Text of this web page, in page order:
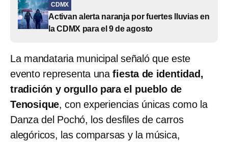
CDMX
Activan alerta naranja por fuertes lluvias en
la CDMX para el 9 de agosto
La mandataria municipal señaló que este
evento representa unafiesta de identidad,
tradición y orgullo para el pueblo de
Tenosique, con experiencias únicas como la
Danza del Pochó, los desfiles de carros
alegóricos, las comparsas y la música,